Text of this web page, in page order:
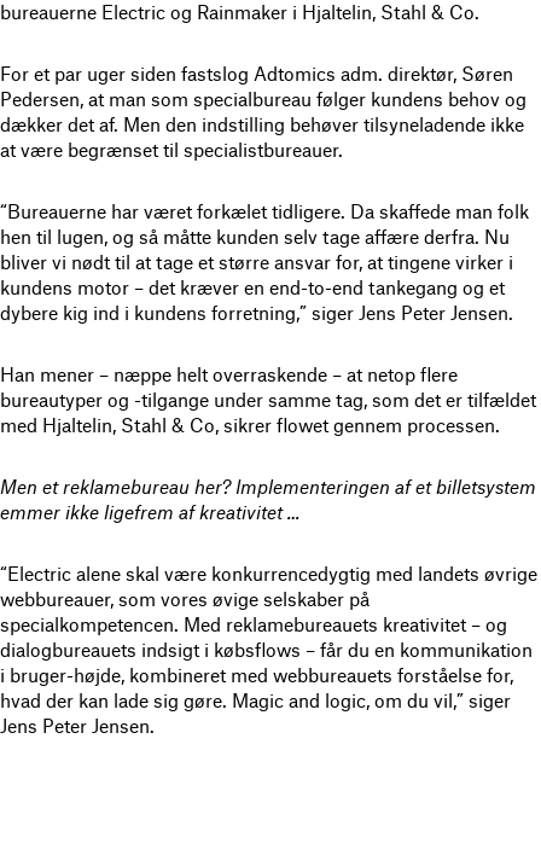
bureauerne Electric og Rainmaker i Hjaltelin, Stahl & Co.
For et par uger siden fastslog Adtomics adm. direktør, Søren
Pedersen, at man som specialbureau følger kundens behov og
dækker det af. Men den indstilling behøver tilsyneladende ikke
at være begrænset til specialistbureauer.
“Bureauerne har været forkælet tidligere. Da skaffede man folk
hen til lugen, og så måtte kunden selv tage affære derfra. Nu
bliver vi nødt til at tage et større ansvar for, at tingene virker i
kundens motor – det kræver en end-to-end tankegang og et
dybere kig ind i kundens forretning,” siger Jens Peter Jensen.
Han mener – næppe helt overraskende – at netop flere
bureautyper og -tilgange under samme tag, som det er tilfældet
med Hjaltelin, Stahl & Co, sikrer flowet gennem processen.
Men et reklamebureau her? Implementeringen af et billetsystem
emmer ikke ligefrem af kreativitet …
“Electric alene skal være konkurrencedygtig med landets øvrige
webbureauer, som vores øvige selskaber på
specialkompetencen. Med reklamebureauets kreativitet – og
dialogbureauets indsigt i købsflows – får du en kommunikation
i bruger-højde, kombineret med webbureauets forståelse for,
hvad der kan lade sig gøre. Magic and logic, om du vil,” siger
Jens Peter Jensen.